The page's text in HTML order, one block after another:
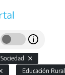
Educación Rural